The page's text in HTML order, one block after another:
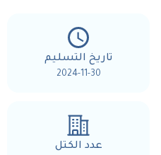
تاريخ التسليم
2024-11-30
عدد الكتل